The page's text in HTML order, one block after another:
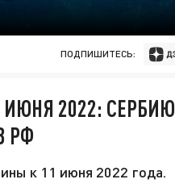
ПОДПИШИТЕСЬ:
ИЮНЯ 2022: СЕРБИЮ
РФ
к 11 июня 2022 года.